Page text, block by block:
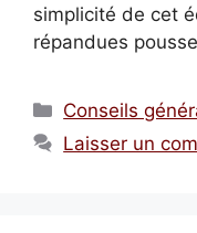
simplicité de cet
répandues
Catégories
Conseils
Laisser un